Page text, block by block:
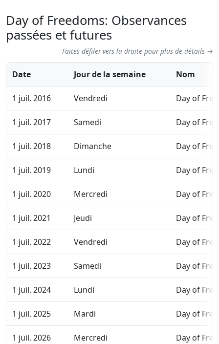
Day of Freedoms: Observances
passées et futures
Faites défiler vers la droite pour plus de détails →
Date Jour de la semaine Nom
1 juil. 2016 Vendredi Day of
1 juil. 2017 Samedi Day of
1 juil. 2018 Dimanche Day of
1 juil. 2019 Lundi Day of
1 juil. 2020 Mercredi Day of
1 juil. 2021 Jeudi Day of
1 juil. 2022 Vendredi Day of
1 juil. 2023 Samedi Day of
1 juil. 2024 Lundi Day of
1 juil. 2025 Mardi Day of
1 juil. 2026 Mercredi Day of